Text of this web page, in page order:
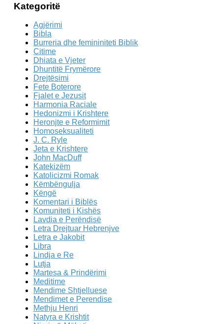
Kategoritë
Agjërimi
Bibla
Burreria dhe femininiteti Biblik
Citime
Dhiata e Vjeter
Dhuntitë Frymërore
Drejtësimi
Fete Boterore
Fjalet e Jezusit
Harmonia Raciale
Hedonizmi i Krishtere
Heronjte e Reformimit
Homoseksualiteti
J. C. Ryle
Jeta e Krishtere
John MacDuff
Katekizëm
Katolicizmi Romak
Këmbëngulja
Këngë
Komentari i Biblës
Komuniteti i Kishës
Lavdia e Perëndisë
Letra Drejtuar Hebrenjve
Letra e Jakobit
Libra
Lindja e Re
Lutja
Martesa & Prindërimi
Meditime
Mendime Shtjelluese
Mendimet e Perendise
Methju Henri
Natyra e Krishtit